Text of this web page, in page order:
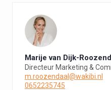
Marije van Dijk-
Directeur Marketing &
m.roozendaal@wakibi.nl
0652235745